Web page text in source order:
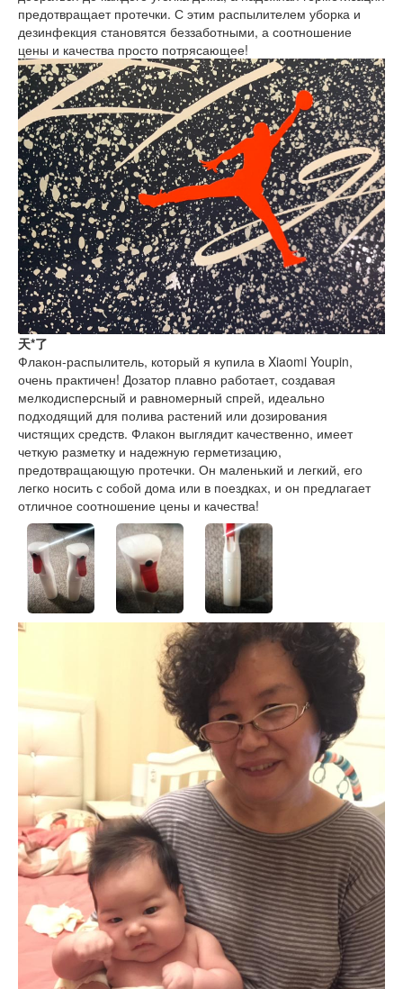
предотвращает протечки. С этим распылителем уборка и
дезинфекция становятся беззаботными, а соотношение
цены и качества просто потрясающее!
天*了
Флакон-распылитель, который я купила в Xiaomi Youpin,
очень практичен! Дозатор плавно работает, создавая
мелкодисперсный и равномерный спрей, идеально
подходящий для полива растений или дозирования
чистящих средств. Флакон выглядит качественно, имеет
четкую разметку и надежную герметизацию,
предотвращающую протечки. Он маленький и легкий, его
легко носить с собой дома или в поездках, и он предлагает
отличное соотношение цены и качества!